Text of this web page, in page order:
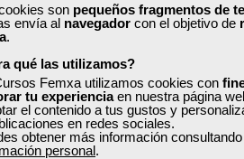
son pequeños fragmentos de
envía al navegador con el objetivo de
.
qué las utilizamos?
Femxa utilizamos cookies con
tu experienciaen nuestra página
el contenido a tus gustos y
en redes sociales.
obtener más información consultando
personal.
Mostrar
completaré mi perfil más adelante